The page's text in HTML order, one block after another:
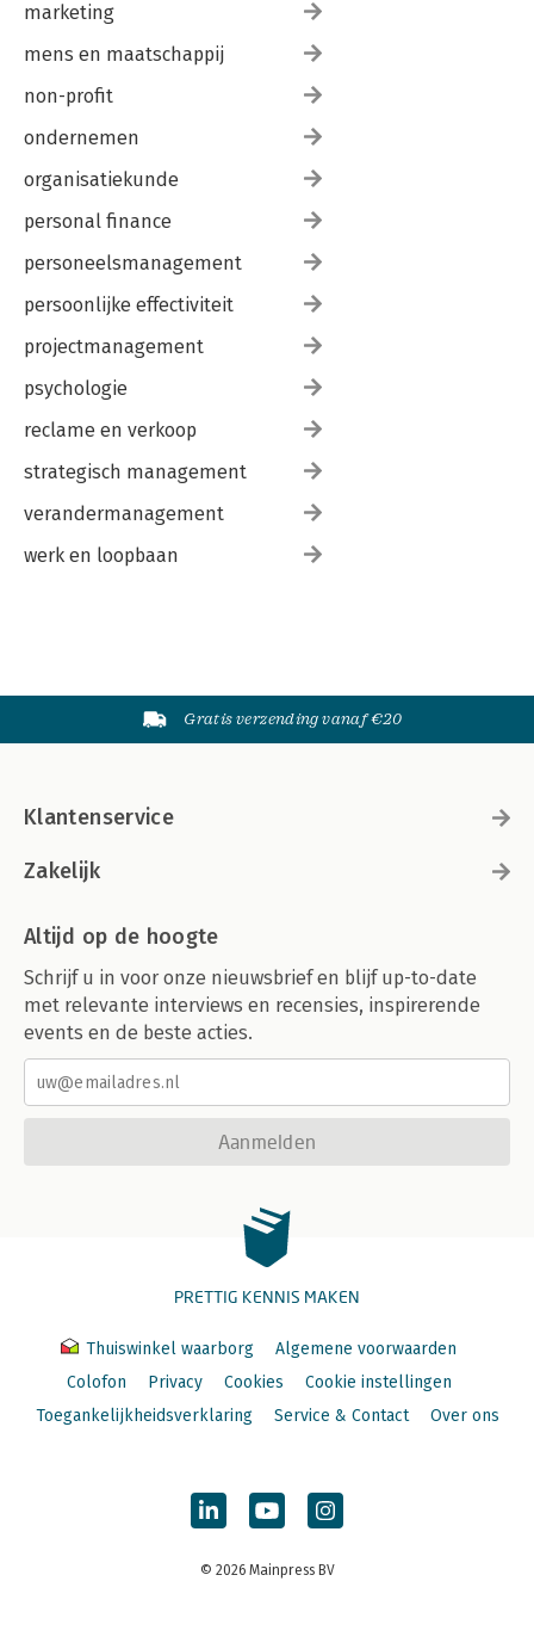
marketing
mens en maatschappij
non-profit
ondernemen
organisatiekunde
personal finance
personeelsmanagement
persoonlijke effectiviteit
projectmanagement
psychologie
reclame en verkoop
strategisch management
verandermanagement
werk en loopbaan
Gratis verzending vanaf €20
Klantenservice
Zakelijk
Altijd op de hoogte
Schrijf u in voor onze nieuwsbrief en blijf up-to-date
met relevante interviews en recensies, inspirerende
events en de beste acties.
Aanmelden
PRETTIG KENNIS MAKEN
Thuiswinkel waarborg
Algemene voorwaarden
Colofon
Privacy Cookies
Cookie instellingen
Toegankelijkheidsverklaring
Service & Contact Over ons
© 2026 Mainpress BV